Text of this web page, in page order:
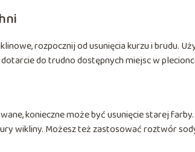
rozpocznij od usunięcia kurzu i brudu.
do trudno dostępnych miejsc w
konieczne może być usunięcie starej
wikliny. Możesz też zastosować roztwór